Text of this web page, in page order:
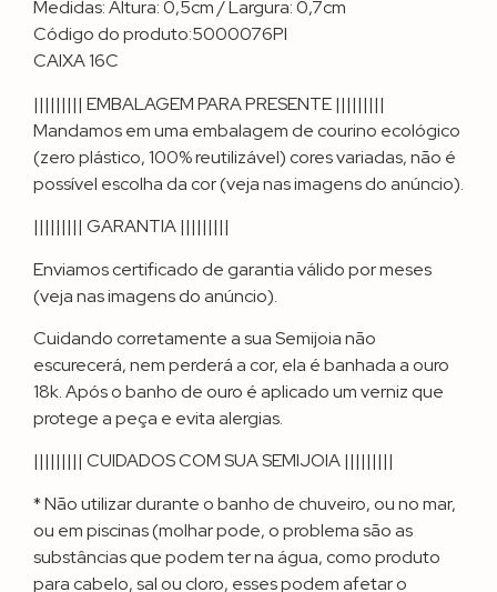
Medidas: Altura: 0,5cm / Largura: 0,7cm
Código do produto:5000076PI
CAIXA 16C
||||||||| EMBALAGEM PARA PRESENTE |||||||||
Mandamos em uma embalagem de courino ecológico
(zero plástico, 100% reutilizável) cores variadas, não é
possível escolha da cor (veja nas imagens do anúncio).
||||||||| GARANTIA |||||||||
Enviamos certificado de garantia válido por meses
(veja nas imagens do anúncio).
Cuidando corretamente a sua Semijoia não
escurecerá, nem perderá a cor, ela é banhada a ouro
18k. Após o banho de ouro é aplicado um verniz que
protege a peça e evita alergias.
||||||||| CUIDADOS COM SUA SEMIJOIA |||||||||
* Não utilizar durante o banho de chuveiro, ou no mar,
ou em piscinas (molhar pode, o problema são as
substâncias que podem ter na água, como produto
para cabelo, sal ou cloro, esses podem afetar o